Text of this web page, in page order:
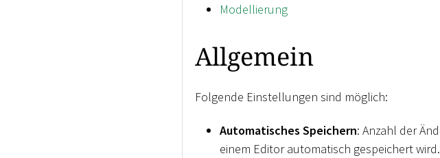
Modellierung
Allgemein
Folgende Einstellungen sind möglich:
Automatisches Speichern: Anzahl der
einem Editor automatisch gespeichert